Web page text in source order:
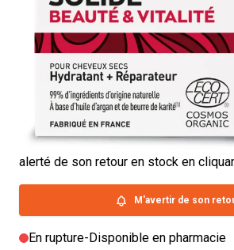
Pour cheveux sec - Hydratant +
11,90 € 4.5/5 -4
Nous sommes désolés, mais le
recherchez est actuellement victime
sera de retour très bientôt !
Si vous possédez un compte client,
alerté de son retour en stock en
M'avertir de son
En rupture-Disponible en pharmacie